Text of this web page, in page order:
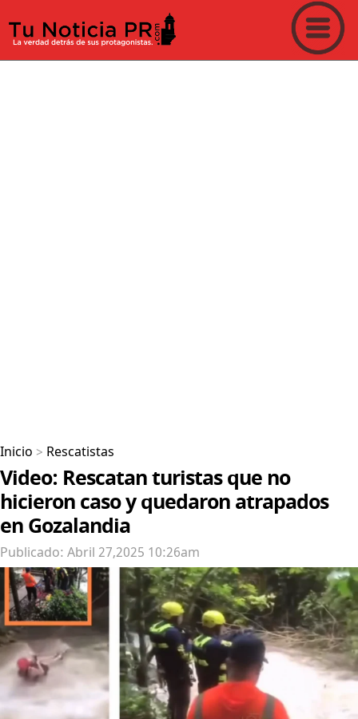
Inicio > Rescatistas
Video: Rescatan turistas que no
hicieron caso y quedaron atrapados
en Gozalandia
Publicado: Abril 27,2025 10:26am